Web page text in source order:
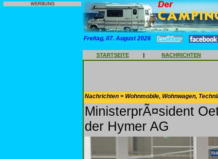
WERBUNG
Freitag, 07. August 2026
STARTSEITE | NACHRICHTEN
Nachrichten > Wohnmobile, Wohnwagen,
MinisterprÃ¤sident
der Hymer AG